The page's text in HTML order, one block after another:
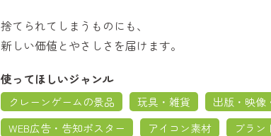
捨てられてしまうものにも、
新しい価値とやさしさを届けます。
使ってほしいジャンル
クレーンゲームの景品 玩具・雑貨
出版・映像
WEB広告・告知ポスター
アイコン素材 ブラン